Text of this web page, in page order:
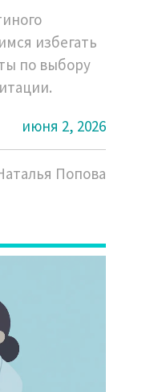
избегать
по выбору
июня 2, 2026
Попова